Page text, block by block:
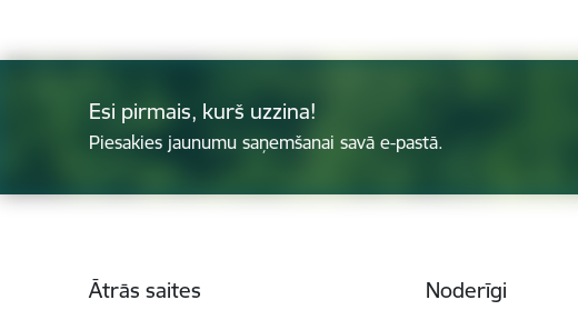
Esi pirmais, kurš uzzina!
Piesakies jaunumu saņemšanai savā e-pastā.
Ātrās saites Noderīgi